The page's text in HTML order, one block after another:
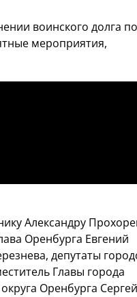
воинского долга
мероприятия,
Александру
Оренбурга Евгений
депутаты
Главы города
Оренбурга Сергей